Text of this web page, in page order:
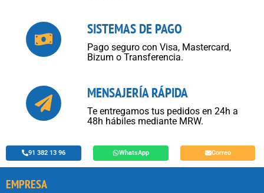
SISTEMAS DE PAGO
Pago seguro con Visa, Mastercard,
Bizum o Transferencia.
MENSAJERÍA RÁPIDA
Te entregamos tus pedidos en 24h a
48h hábiles mediante MRW.
91 382 13 96 WhatsApp Correo
EMPRESA